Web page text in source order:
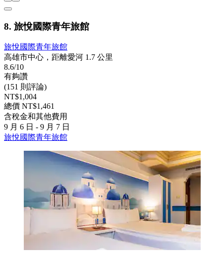
8. 旅悅國際青年旅館
旅悅國際青年旅館
高雄市中心，距離愛河 1.7 公里
8.6/10
有夠讚
(151 則評論)
NT$1,004
總價 NT$1,461
含稅金和其他費用
9 月 6 日 - 9 月 7 日
旅悅國際青年旅館